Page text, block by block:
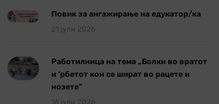
Повик за ангажирање на едукатор/ка
21 јули 2026
Работилница на тема „Болки во вратот
и ‘рбетот кои се шират во рацете и
нозете”
16 јули 2026